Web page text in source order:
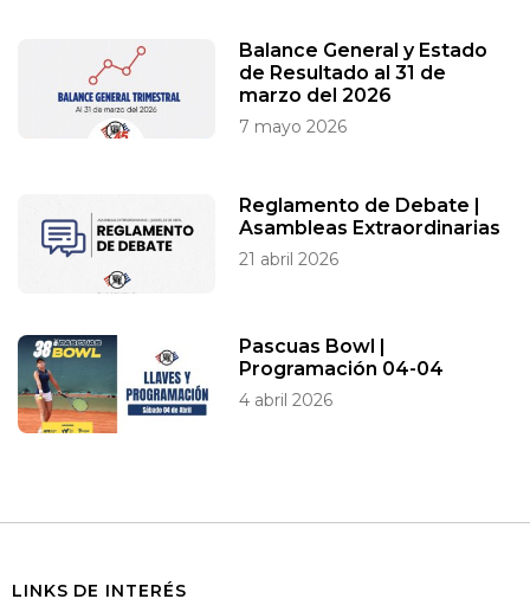
Balance General y Estado
de Resultado al 31 de
marzo del 2026
7 mayo 2026
Reglamento de Debate |
Asambleas Extraordinarias
21 abril 2026
Pascuas Bowl |
Programación 04-04
4 abril 2026
LINKS DE INTERÉS